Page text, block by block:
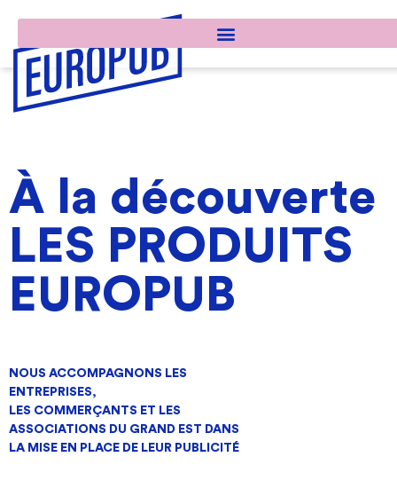
À la découverte
LES PRODUITS
EUROPUB
NOUS ACCOMPAGNONS LES
ENTREPRISES,
LES COMMERÇANTS ET LES
ASSOCIATIONS DU GRAND EST DANS
LA MISE EN PLACE DE LEUR PUBLICITÉ